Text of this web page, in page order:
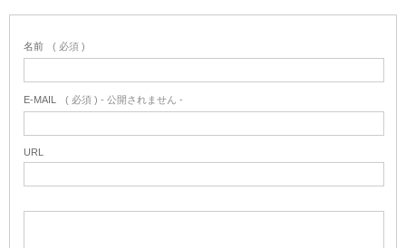
名前 ( 必須 )
E-MAIL ( 必須 ) - 公開されません -
URL